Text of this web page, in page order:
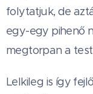
folytatjuk, de
egy-egy pihenő
megtorpan a
Lelkileg is így